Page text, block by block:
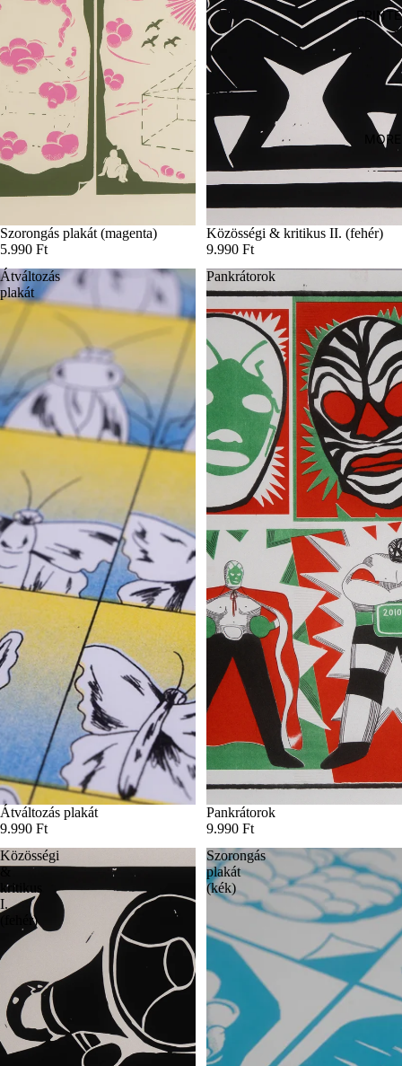
MORE
Szorongás plakát (magenta)
5.990 Ft
Közösségi & kritikus II. (fehér)
9.990 Ft
Átváltozás
plakát
Átváltozás plakát
9.990 Ft
Pankrátorok
Pankrátorok
9.990 Ft
Közösségi
&
kritikus
I.
(fehér)
Szorongás
plakát
(kék)